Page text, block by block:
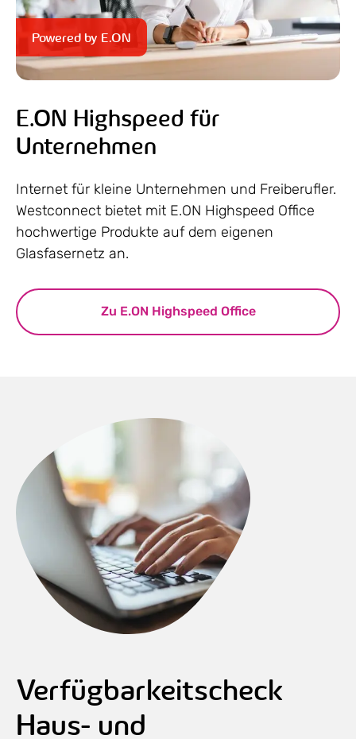
Powered by E.ON
E.ON Highspeed für
Unternehmen
Internet für kleine Unternehmen und Freiberufler.
Westconnect bietet mit E.ON Highspeed Office
hochwertige Produkte auf dem eigenen
Glasfasernetz an.
Zu E.ON Highspeed Office
Verfügbarkeitscheck
Haus- und